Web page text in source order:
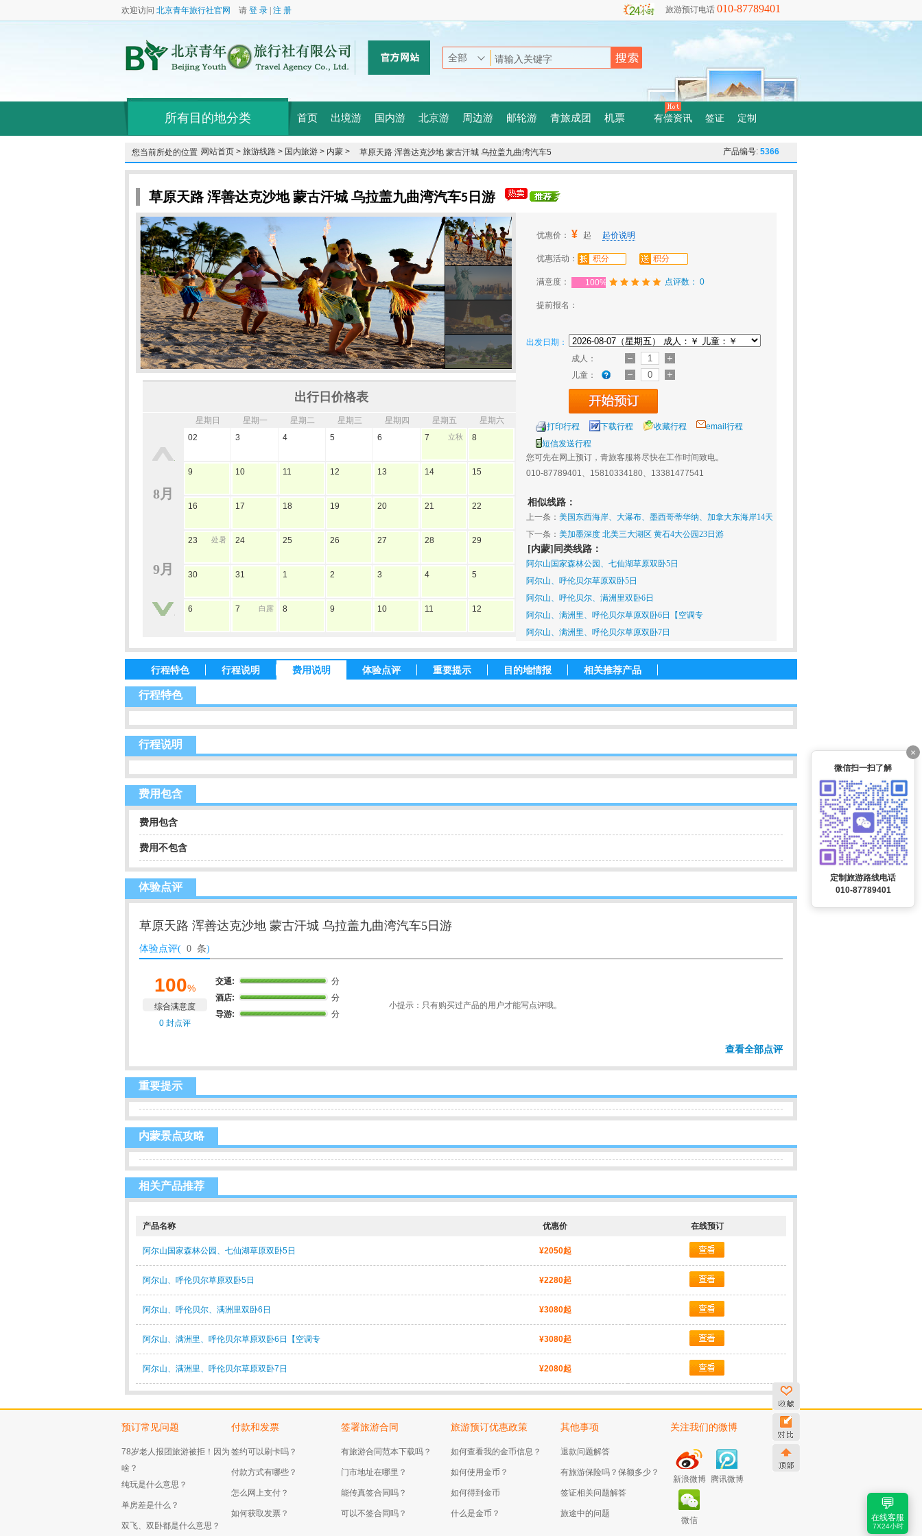
欢迎访问 北京青年旅行社官网 请 登 录 注 册 旅游预订电话 010-87789401
所有目的地分类 首页 出境游 国内游 北京游 周边游 邮轮游 青旅成团 机票 有偿资讯 签证 定制
您当前所处的位置：网站首页 > 旅游线路 > 国内旅游 > 内蒙 >
草原天路 浑善达克沙地 蒙古汗城 乌拉盖九曲湾汽车5
日游
产品编号: 5366
草原天路 浑善达克沙地 蒙古汗城 乌拉盖九曲湾汽车5日游
出行日价格表
8月
9月
星期日 星期一 星期二 星期三 星期四 星期五
星期六
02
3 4 5 6 7 立秋 8
9 10 11 12 13 14 15
16 17 18 19 20 21 22
23 处暑 24 25 26 27 28 29
30 31 1 2 3 4 5
6 7 白露 8 9 10 11 12
优惠价： ¥ 起 起价说明
优惠活动： 积分 积分
满意度： 100% 点评数： 0
提前报名：
出发日期：
成人：
儿童：
打印行程 下载行程 收藏行程
email行程
短信发送行程
您可先在网上预订，青旅客服将尽快在工作时间致电。
010-87789401、15810334180、13381477541
相似线路：
上一条： 美国东西海岸、大瀑布、墨西哥蒂华纳、加拿大东海岸14天
下一条： 美加墨深度 北美三大湖区 黄石4大公园23日游
[内蒙]同类线路：
阿尔山国家森林公园、七仙湖草原双卧5日
阿尔山、呼伦贝尔草原双卧5日
阿尔山、呼伦贝尔、满洲里双卧6日
阿尔山、满洲里、呼伦贝尔草原双卧6日【空调专
阿尔山、满洲里、呼伦贝尔草原双卧7日
行程特色 行程说明 费用说明 体验点评 重要提示 目的地情报 相关推荐产品
行程特色
行程说明
费用包含
费用包含
费用不包含
体验点评
草原天路 浑善达克沙地 蒙古汗城 乌拉盖九曲湾汽车5日游
体验点评( 0 条)
100%
综合满意度
0 封点评
交通:
分
酒店:
分
导游:
分
小提示：只有购买过产品的用户才能写点评哦。
查看全部点评
重要提示
内蒙景点攻略
相关产品推荐
产品名称 优惠价 在线预订
阿尔山国家森林公园、七仙湖草原双卧5日 ¥2050起
阿尔山、呼伦贝尔草原双卧5日 ¥2280起
阿尔山、呼伦贝尔、满洲里双卧6日 ¥3080起
阿尔山、满洲里、呼伦贝尔草原双卧6日【空调专 ¥3080起
阿尔山、满洲里、呼伦贝尔草原双卧7日 ¥2080起
预订常见问题
78岁老人报团旅游被拒！因为
啥？
纯玩是什么意思？
单房差是什么？
双飞、双卧都是什么意思？
付款和发票
签约可以刷卡吗？
付款方式有哪些？
怎么网上支付？
如何获取发票？
签署旅游合同
有旅游合同范本下载吗？
门市地址在哪里？
能传真签合同吗？
可以不签合同吗？
旅游预订优惠政策
如何查看我的金币信息？
如何使用金币？
如何得到金币
什么是金币？
其他事项
退款问题解答
有旅游保险吗？保额多少？
签证相关问题解答
旅途中的问题
关注我们的微博
新浪微博 腾讯微博
微信
×
微信扫一扫了解
定制旅游路线电话
010-87789401
💬
在线客服
7X24小时